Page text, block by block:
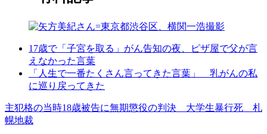
17歳で「子宮を取る」がん告知の夜、ピザ屋で父が言
えなかった言葉
「人生で一番たくさん言ってきた言葉」 乳がんの私
に巡り戻ってきた
主犯格の当時18歳被告に無期懲役の判決 大学生暴行死 札
幌地裁